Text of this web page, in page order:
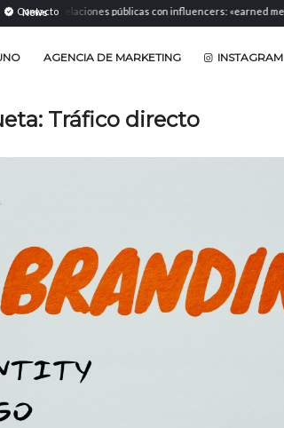
Contacto
News|
Relaciones públicas con influencers: «earned media» a...
AGENCIA DE MARKETING INSTAGRAM
Tráfico directo